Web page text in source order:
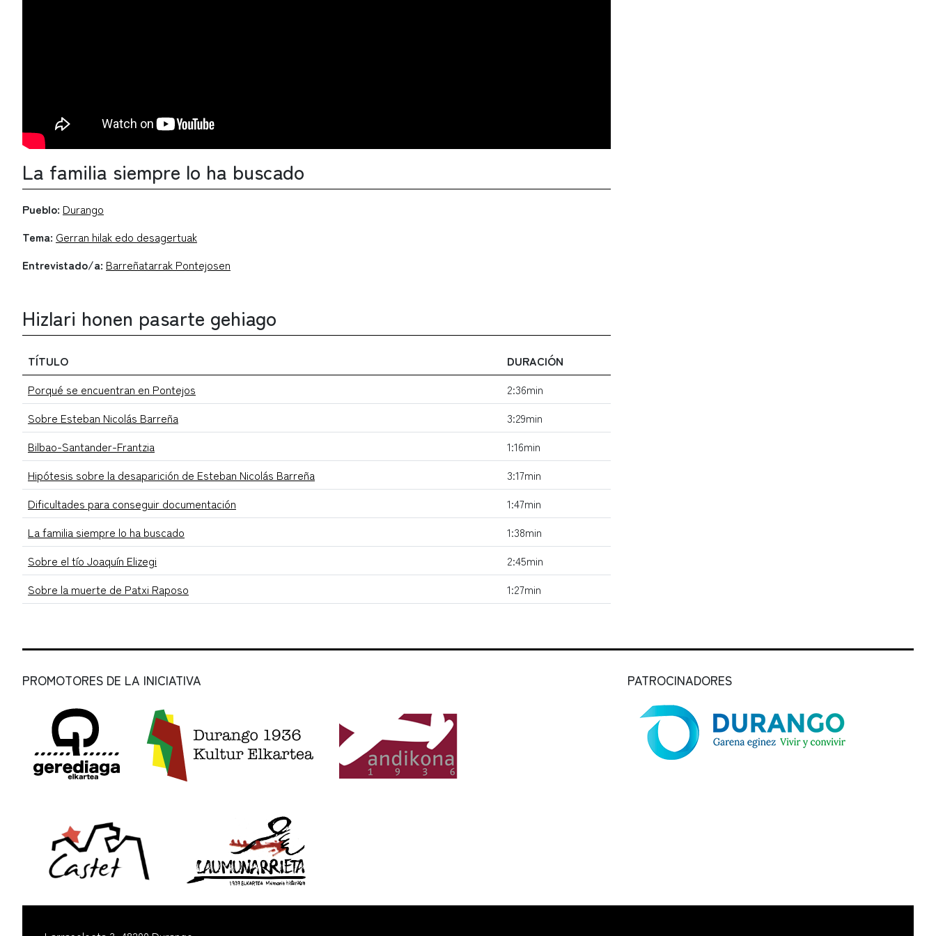
La familia siempre lo ha buscado
Pueblo: Durango
Tema: Gerran hilak edo desagertuak
Entrevistado/a: Barreñatarrak Pontejosen
Hizlari honen pasarte gehiago
TÍTULO
DURACIÓN
Porqué se encuentran en Pontejos
2:36min
Sobre Esteban Nicolás Barreña
3:29min
Bilbao-Santander-Frantzia
1:16min
Hipótesis sobre la desaparición de Esteban Nicolás Barreña
3:17min
Dificultades para conseguir documentación
1:47min
La familia siempre lo ha buscado
1:38min
Sobre el tío Joaquín Elizegi
2:45min
Sobre la muerte de Patxi Raposo
1:27min
PROMOTORES DE LA INICIATIVA PATROCINADORES